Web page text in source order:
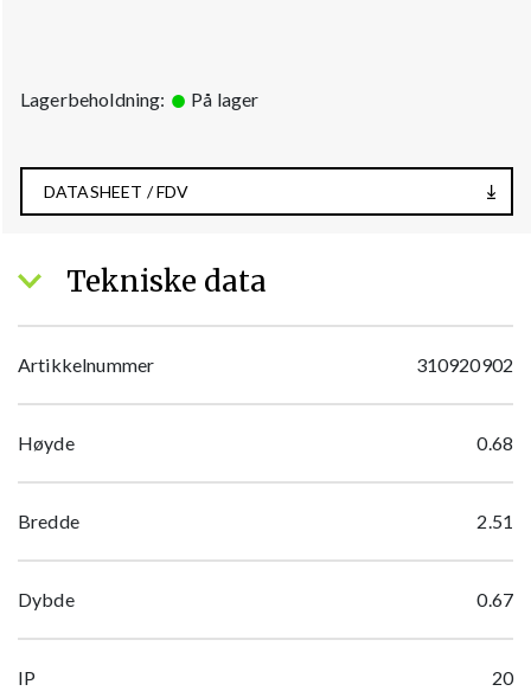
Lagerbeholdning: På lager
DATASHEET / FDV
Tekniske data
Artikkelnummer 310920902
Høyde 0.68
Bredde 2.51
Dybde 0.67
IP 20